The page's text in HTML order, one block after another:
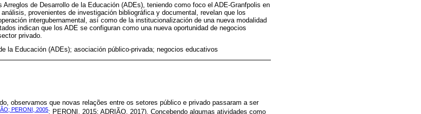
de Desarrollo de la Educación (ADEs), teniendo como foco el ADE-Granfpolis en
provenientes de investigación bibliográfica y documental, revelan que los
intergubernamental, así como de la institucionalización de una nueva modalidad
indican que los ADE se configuran como una nueva oportunidad de negocios
privado.
la Educación (ADEs); asociación público-privada; negocios educativos
observamos que novas relações entre os setores público e privado passaram a ser
PERONI, 2005; PERONI, 2015; ADRIÃO, 2017). Concebendo algumas atividades como